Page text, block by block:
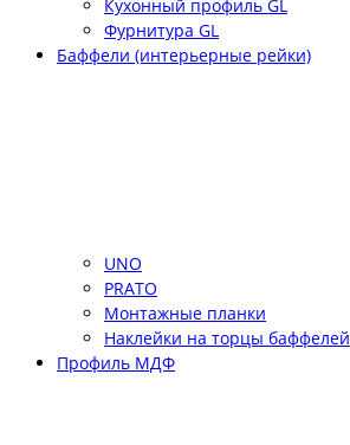
Кухонный профиль GL
Фурнитура GL
Баффели (интерьерные рейки)
UNO
PRATO
Монтажные планки
Наклейки на торцы баффелей
Профиль МДФ